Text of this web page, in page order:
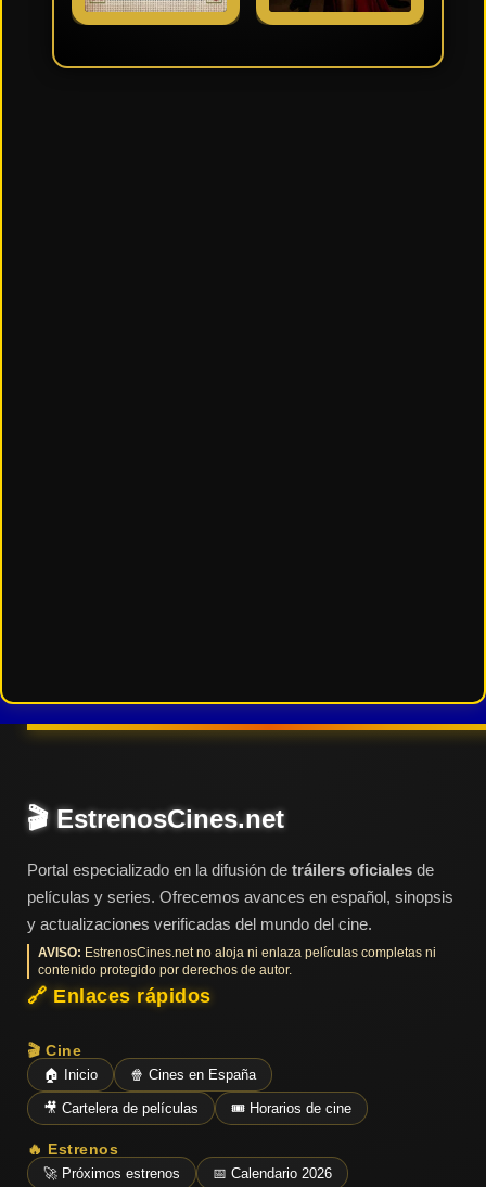
🎬 EstrenosCines.net
Portal especializado en la difusión de tráilers oficiales de
películas y series. Ofrecemos avances en español, sinopsis
y actualizaciones verificadas del mundo del cine.
AVISO: EstrenosCines.net no aloja ni enlaza películas completas ni
contenido protegido por derechos de autor.
🔗 Enlaces rápidos
🎬 Cine
🏠 Inicio 🍿 Cines en España
🎥 Cartelera de películas 🎟️ Horarios de cine
🔥 Estrenos
🚀 Próximos estrenos 📅 Calendario 2026